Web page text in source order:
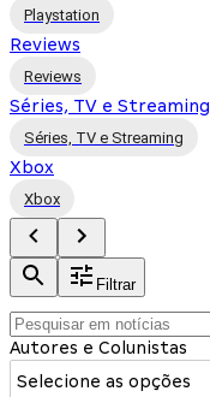
Playstation
Reviews
Reviews
Séries, TV e Streaming
Séries, TV e Streaming
Xbox
Xbox
Filtrar
Autores e Colunistas
Selecione as opções